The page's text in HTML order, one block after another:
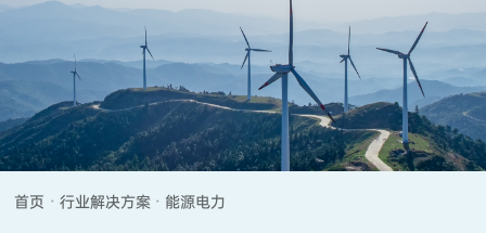
首页 · 行业解决方案 · 能源电力